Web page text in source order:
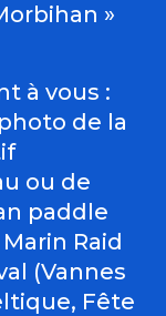
»
à vous :
de la
ou de
paddle
Raid
(Vannes
Fête